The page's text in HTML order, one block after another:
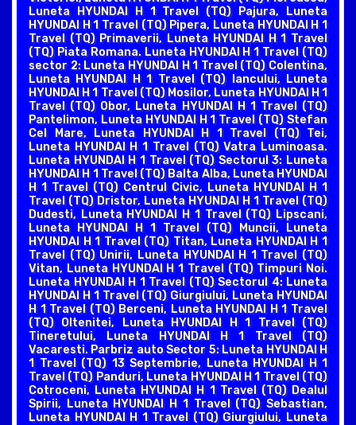
Luneta HYUNDAI H 1 Travel (TQ) Pajura, Luneta
HYUNDAI H 1 Travel (TQ) Pipera, Luneta HYUNDAI H 1
Travel (TQ) Primaverii, Luneta HYUNDAI H 1 Travel
(TQ) Piata Romana. Luneta HYUNDAI H 1 Travel (TQ)
sector 2: Luneta HYUNDAI H 1 Travel (TQ) Colentina,
Luneta HYUNDAI H 1 Travel (TQ) Iancului, Luneta
HYUNDAI H 1 Travel (TQ) Mosilor, Luneta HYUNDAI H 1
Travel (TQ) Obor, Luneta HYUNDAI H 1 Travel (TQ)
Pantelimon, Luneta HYUNDAI H 1 Travel (TQ) Stefan
Cel Mare, Luneta HYUNDAI H 1 Travel (TQ) Tei,
Luneta HYUNDAI H 1 Travel (TQ) Vatra Luminoasa.
Luneta HYUNDAI H 1 Travel (TQ) Sectorul 3: Luneta
HYUNDAI H 1 Travel (TQ) Balta Alba, Luneta HYUNDAI
H 1 Travel (TQ) Centrul Civic, Luneta HYUNDAI H 1
Travel (TQ) Dristor, Luneta HYUNDAI H 1 Travel (TQ)
Dudesti, Luneta HYUNDAI H 1 Travel (TQ) Lipscani,
Luneta HYUNDAI H 1 Travel (TQ) Muncii, Luneta
HYUNDAI H 1 Travel (TQ) Titan, Luneta HYUNDAI H 1
Travel (TQ) Unirii, Luneta HYUNDAI H 1 Travel (TQ)
Vitan, Luneta HYUNDAI H 1 Travel (TQ) Timpuri Noi.
Luneta HYUNDAI H 1 Travel (TQ) Sectorul 4: Luneta
HYUNDAI H 1 Travel (TQ) Giurgiului, Luneta HYUNDAI
H 1 Travel (TQ) Berceni, Luneta HYUNDAI H 1 Travel
(TQ) Oltenitei, Luneta HYUNDAI H 1 Travel (TQ)
Tineretului, Luneta HYUNDAI H 1 Travel (TQ)
Vacaresti. Parbriz auto Sector 5: Luneta HYUNDAI H
1 Travel (TQ) 13 Septembrie, Luneta HYUNDAI H 1
Travel (TQ) Panduri, Luneta HYUNDAI H 1 Travel (TQ)
Cotroceni, Luneta HYUNDAI H 1 Travel (TQ) Dealul
Spirii, Luneta HYUNDAI H 1 Travel (TQ) Sebastian,
Luneta HYUNDAI H 1 Travel (TQ) Giurgiului, Luneta